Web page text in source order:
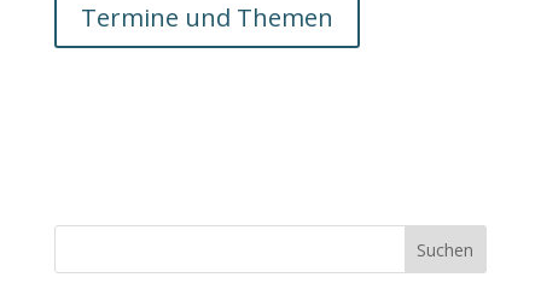
Termine und Themen